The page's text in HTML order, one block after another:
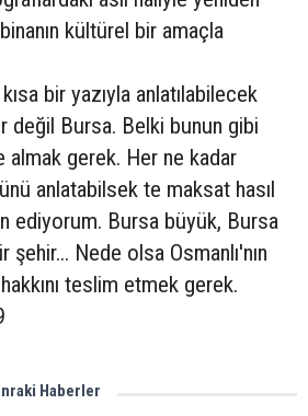
kültürel bir amaçla
bir yazıyla anlatılabilecek
değil Bursa. Belki bunun gibi
almak gerek. Her ne kadar
anlatabilsek te maksat hasıl
ediyorum. Bursa büyük, Bursa
Nede olsa Osmanlı'nın
teslim etmek gerek.
Haberler